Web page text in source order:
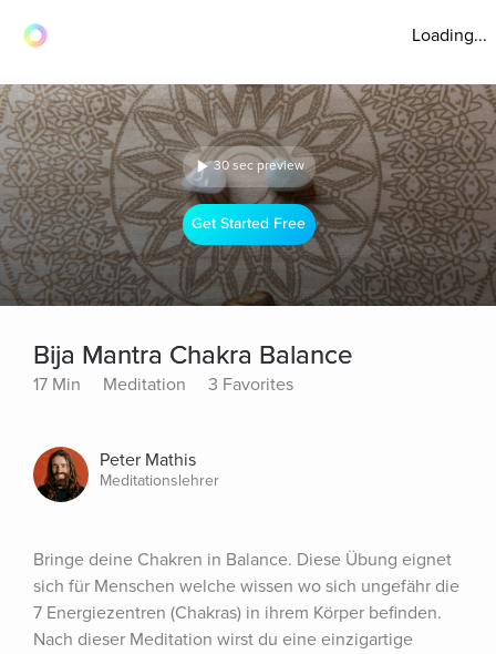
Loading...
30 sec preview
Get Started Free
Bija Mantra Chakra Balance
17 Min Meditation 3 Favorites
Peter Mathis
Meditationslehrer
Bringe deine Chakren in Balance. Diese Übung eignet
sich für Menschen welche wissen wo sich ungefähr die
7 Energiezentren (Chakras) in ihrem Körper befinden.
Nach dieser Meditation wirst du eine einzigartige